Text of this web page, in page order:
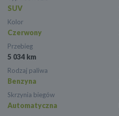
SUV
Kolor
Czerwony
Przebieg
5 034 km
Rodzaj paliwa
Benzyna
Skrzynia biegów
Automatyczna